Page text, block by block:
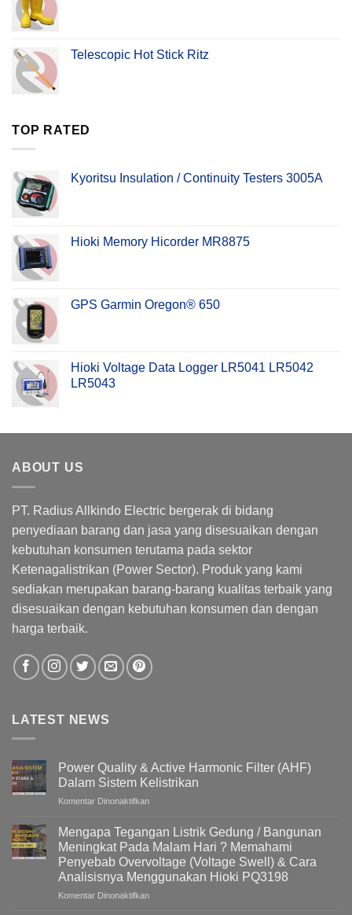
Telescopic Hot Stick Ritz
TOP RATED
Kyoritsu Insulation / Continuity Testers 3005A
Hioki Memory Hicorder MR8875
GPS Garmin Oregon® 650
Hioki Voltage Data Logger LR5041 LR5042
LR5043
ABOUT US
PT. Radius Allkindo Electric bergerak di bidang
penyediaan barang dan jasa yang disesuaikan dengan
kebutuhan konsumen terutama pada sektor
Ketenagalistrikan (Power Sector). Produk yang kami
sediakan merupakan barang-barang kualitas terbaik yang
disesuaikan dengan kebutuhan konsumen dan dengan
harga terbaik.
LATEST NEWS
Power Quality & Active Harmonic Filter (AHF)
Dalam Sistem Kelistrikan
Komentar Dinonaktifkanpada
Quality
&
Active
Harmonic
Filter
(AHF)
Mengapa Tegangan Listrik Gedung / Bangunan
Meningkat Pada Malam Hari ? Memahami
Penyebab Overvoltage (Voltage Swell) & Cara
Analisisnya Menggunakan Hioki PQ3198
Komentar Dinonaktifkanpada